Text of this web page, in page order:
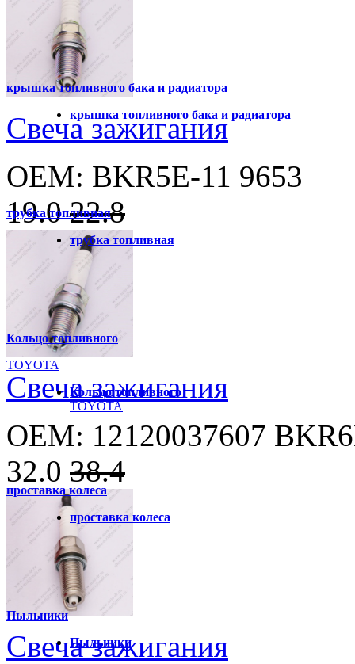
крышка топливного бака и радиатора
крышка топливного бака и радиатора
трубка топливная
трубка топливная
Кольцо топливного
TOYOTA
Кольцо топливного
TOYOTA
проставка колеса
проставка колеса
Пыльники
Пыльники
Свеча зажигания
OEM: BKR5E-11 9653
19.022.8
Свеча зажигания
OEM: 12120037607
32.0 38.4
Свеча зажигания